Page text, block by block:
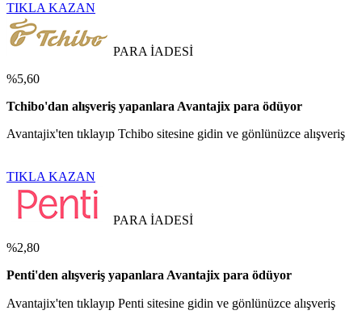
TIKLA KAZAN
PARA İADESİ
%5,60
Tchibo'dan alışveriş yapanlara Avantajix para ödüyor
Avantajix'ten tıklayıp Tchibo sitesine gidin ve gönlünüzce alışveriş
TIKLA KAZAN
PARA İADESİ
%2,80
Penti'den alışveriş yapanlara Avantajix para ödüyor
Avantajix'ten tıklayıp Penti sitesine gidin ve gönlünüzce alışveriş